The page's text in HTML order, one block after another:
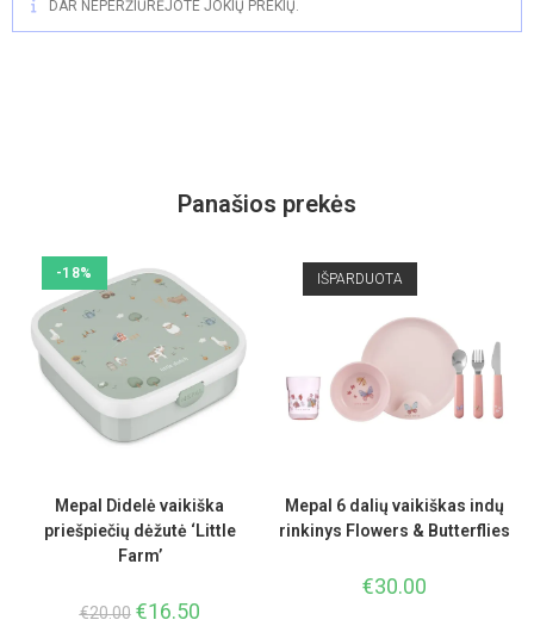
DAR NEPERŽIŪRĖJOTE JOKIŲ PREKIŲ.
Panašios prekės
-18%
Mepal Didelė vaikiška
priešpiečių dėžutė ‘Little
Farm’
€20.00 €16.50
IŠPARDUOTA
Mepal 6 dalių vaikiškas indų
rinkinys Flowers & Butterflies
€30.00